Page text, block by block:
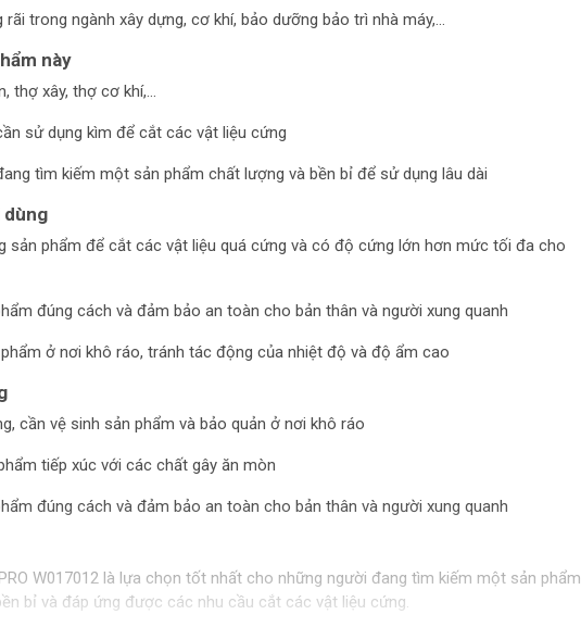
rãi trong ngành xây dựng, cơ khí, bảo dưỡng bảo trì nhà máy,...
này
thợ xây, thợ cơ khí,...
sử dụng kìm để cắt các vật liệu cứng
tìm kiếm một sản phẩm chất lượng và bền bỉ để sử dụng lâu dài
dùng
sản phẩm để cắt các vật liệu quá cứng và có độ cứng lớn hơn mức tối đa cho
đúng cách và đảm bảo an toàn cho bản thân và người xung quanh
ở nơi khô ráo, tránh tác động của nhiệt độ và độ ẩm cao
cần vệ sinh sản phẩm và bảo quản ở nơi khô ráo
tiếp xúc với các chất gây ăn mòn
đúng cách và đảm bảo an toàn cho bản thân và người xung quanh
W017012 là lựa chọn tốt nhất cho những người đang tìm kiếm một sản phẩm
bỉ và đáp ứng được các nhu cầu cắt các vật liệu cứng.